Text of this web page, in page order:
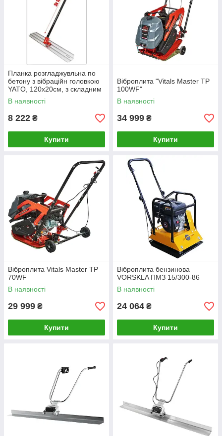
Планка розгладжувльна по
бетону з вібраційн головкою
YATO, 120х20см, з складним
держаком 3х180см [1]
В наявності
8 222 ₴
Купити
Віброплита "Vitals Master TP
100WF"
В наявності
34 999 ₴
Купити
Віброплита Vitals Master TP
70WF
В наявності
29 999 ₴
Купити
Віброплита бензинова
VORSKLA ПМЗ 15/300-86
В наявності
24 064 ₴
Купити